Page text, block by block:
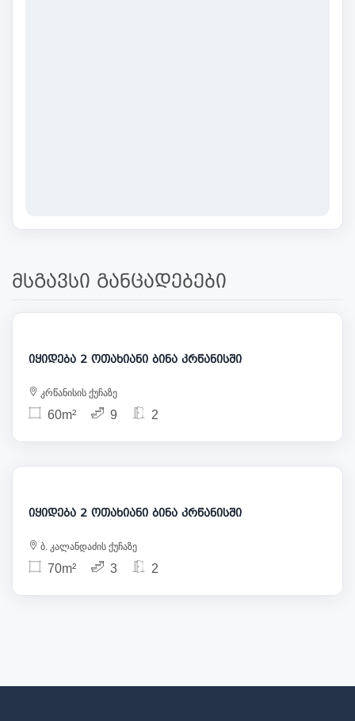
მსგავსი განცადებები
115 000
იყიდება 2 ოთახიანი ბინა კრწანისში
კრწანისის ქუჩაზე
60m² 9 2
120 000
იყიდება 2 ოთახიანი ბინა კრწანისში
ბ. კალანდაძის ქუჩაზე
70m² 3 2